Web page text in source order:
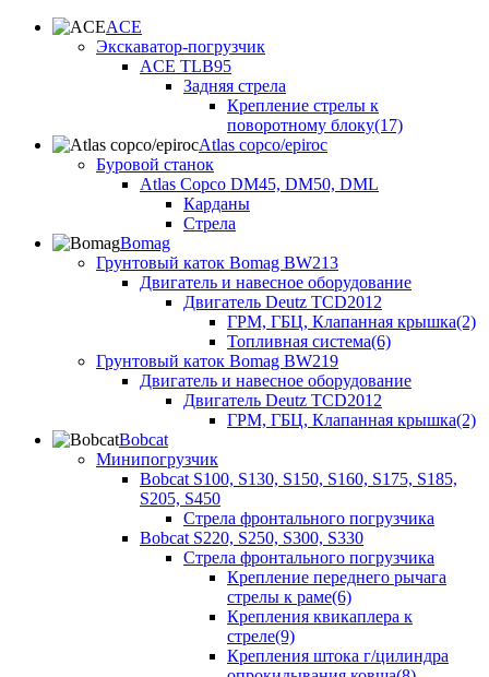
ACE
Экскаватор-погрузчик
ACE TLB95
Задняя стрела
Крепление стрелы к
поворотному блоку(17)
Atlas copco/epiroc
Буровой станок
Atlas Copco DM45, DM50, DML
Карданы
Стрела
Bomag
Грунтовый каток Bomag BW213
Двигатель и навесное оборудование
Двигатель Deutz TCD2012
ГРМ, ГБЦ, Клапанная крышка(2)
Топливная система(6)
Грунтовый каток Bomag BW219
Двигатель и навесное оборудование
Двигатель Deutz TCD2012
ГРМ, ГБЦ, Клапанная крышка(2)
Bobcat
Минипогрузчик
Bobcat S100, S130, S150, S160, S175, S185,
S205, S450
Стрела фронтального погрузчика
Bobcat S220, S250, S300, S330
Стрела фронтального погрузчика
Крепление переднего рычага
стрелы к раме(6)
Крепления квикаплера к
стреле(9)
Крепления штока г/цилиндра